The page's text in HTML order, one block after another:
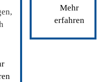
Mehr
erfahren